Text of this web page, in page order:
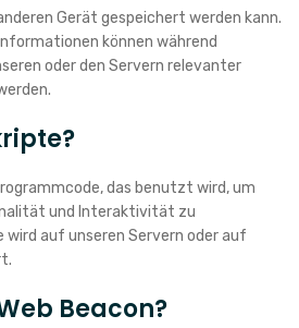
Gerät gespeichert werden kann.
können während
oder den Servern relevanter
das benutzt wird, um
und Interaktivität zu
wird auf unseren Servern oder auf
Beacon?